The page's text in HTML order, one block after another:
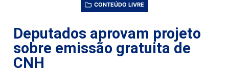
CONTEÚDO LIVRE
Deputados aprovam projeto
sobre emissão gratuita de
CNH